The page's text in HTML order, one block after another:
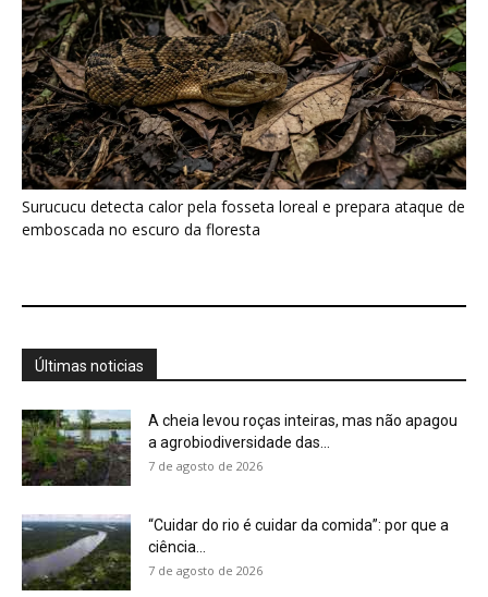
Surucucu detecta calor pela fosseta loreal e prepara ataque de
emboscada no escuro da floresta
Últimas noticias
A cheia levou roças inteiras, mas não apagou
a agrobiodiversidade das...
7 de agosto de 2026
“Cuidar do rio é cuidar da comida”: por que a
ciência...
7 de agosto de 2026